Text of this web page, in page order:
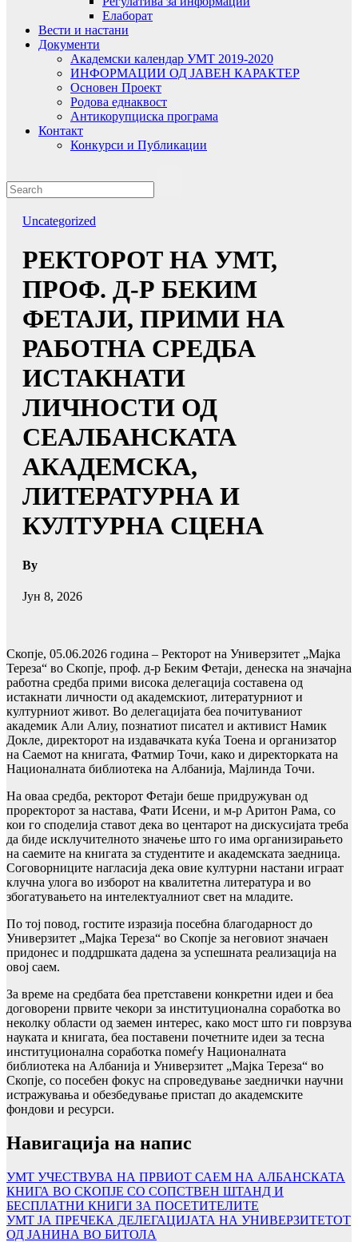
Елаборат
Вести и настани
Документи
Академски календар УМТ 2019-2020
ИНФОРМАЦИИ ОД ЈАВЕН КАРАКТЕР
Основен Проект
Родова еднаквост
Антикорупциска програма
Контакт
Конкурси и Публикации
Uncategorized
РЕКТОРОТ НА УMТ,
ПРОФ. Д-Р БЕКИМ
ФЕТАЈИ, ПРИМИ НА
РАБОТНА СРЕДБА
ИСТАКНАТИ
ЛИЧНОСТИ ОД
СЕАЛБАНСКАТА
АКАДЕМСКА,
ЛИТЕРАТУРНА И
КУЛТУРНА СЦЕНА
By
Јун 8, 2026
Скопје, 05.06.2026 година – Ректорот на Универзитет „Мајка
Тереза“ во Скопје, проф. д-р Беким Фетаји, денеска на значајна
работна средба прими висока делегација составена од
истакнати личности од академскиот, литературниот и
културниот живот. Во делегацијата беа почитуваниот
академик Али Алиу, познатиот писател и активист Намик
Докле, директорот на издавачката куќа Тоена и организатор
на Саемот на книгата, Фатмир Точи, како и директорката на
Националната библиотека на Албанија, Мајлинда Точи.
На оваа средба, ректорот Фетаји беше придружуван од
проректорот за настава, Фати Исени, и м-р Аритон Рама, со
кои го споделија ставот дека во центарот на дискусијата треба
да биде исклучителното значење што го има организирањето
на саемите на книгата за студентите и академската заедница.
Соговорниците нагласија дека овие културни настани играат
клучна улога во изборот на квалитетна литература и во
збогатувањето на интелектуалниот свет на младите.
По тој повод, гостите изразија посебна благодарност до
Универзитет „Мајка Тереза“ во Скопје за неговиот значаен
придонес и поддршката дадена за успешната реализација на
овој саем.
За време на средбата беа претставени конкретни идеи и беа
договорени првите чекори за институционална соработка во
неколку области од заемен интерес, како мост што ги поврзува
науката и книгата, беа поставени почетните идеи за тесна
институционална соработка помеѓу Националната
библиотека на Албанија и Универзитет „Мајка Тереза“ во
Скопје, со посебен фокус на спроведување заеднички научни
истражувања и обезбедување пристап до академските
фондови и ресурси.
Навигација на напис
УMТ УЧЕСТВУВА НА ПРВИОТ САЕМ НА АЛБАНСКАТА
КНИГА ВО СКОПЈЕ СО СОПСТВЕН ШТАНД И
БЕСПЛАТНИ КНИГИ ЗА ПОСЕТИТЕЛИТЕ
УМТ ЈА ПРЕЧЕКА ДЕЛЕГАЦИЈАТА НА УНИВЕРЗИТЕТОТ
ОД ЈАНИНА ВО БИТОЛА